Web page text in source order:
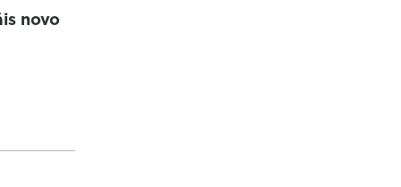
novo